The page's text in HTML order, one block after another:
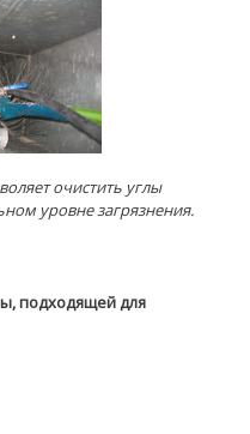
очистить углы
уровне загрязнения.
подходящей для